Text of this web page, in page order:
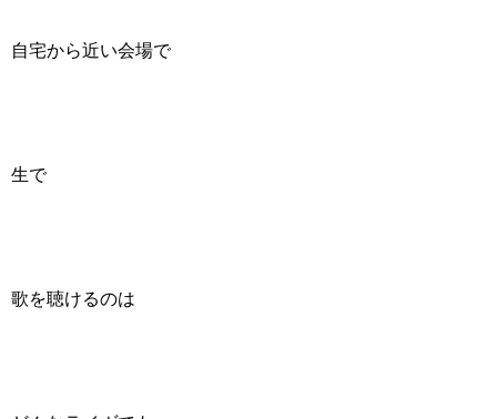
自宅から近い会場で
生で
歌を聴けるのは